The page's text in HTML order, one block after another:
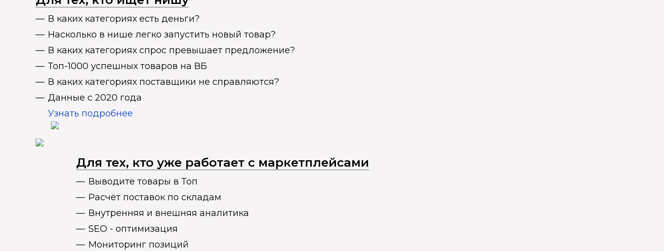
В каких категориях есть деньги?
Насколько в нише легко запустить новый товар?
В каких категориях спрос превышает предложение?
Топ-1000 успешных товаров на ВБ
В каких категориях поставщики не справляются?
Данные с 2020 года
Узнать подробнее
Для тех, кто уже работает с маркетплейсами
Выводите товары в Топ
Расчёт поставок по складам
Внутренняя и внешняя аналитика
SEO - оптимизация
Мониторинг позиций